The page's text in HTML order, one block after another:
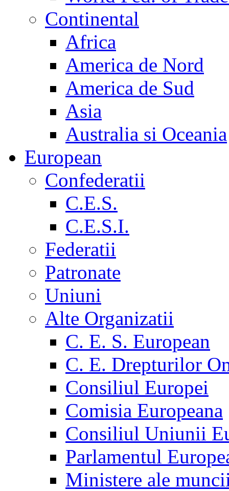
Continental
Africa
America de Nord
America de Sud
Asia
Australia si Oceania
European
Confederatii
C.E.S.
C.E.S.I.
Federatii
Patronate
Uniuni
Alte Organizatii
C. E. S. European
C. E. Drepturilor
Consiliul Europei
Comisia Europeana
Consiliul Uniunii
Parlamentul
Ministere ale